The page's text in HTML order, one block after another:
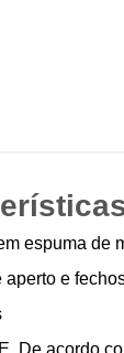
espuma de
aperto e
De acordo